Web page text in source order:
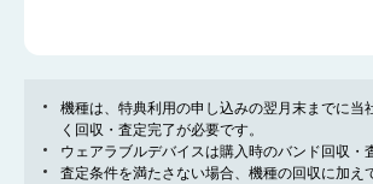
機種は、特典利用の申し込みの翌月末までに当
く回収・査定完了が必要です。
ウェアラブルデバイスは購入時のバンド回収・
査定条件を満たさない場合、機種の回収に加え